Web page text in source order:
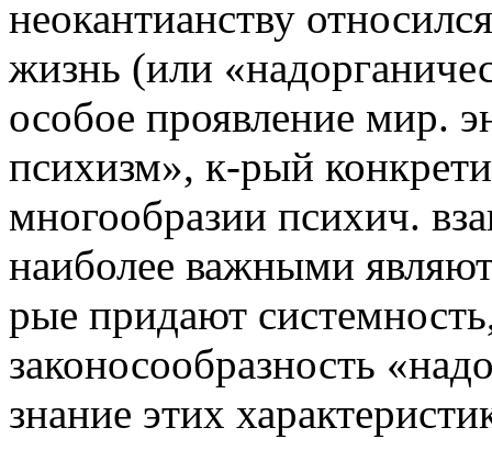
неокантианству
жизнь (или
особое проявление мир.
психизм», к-рый
многообразии психич.
наиболее важными
рые придают
законосообразность
знание этих